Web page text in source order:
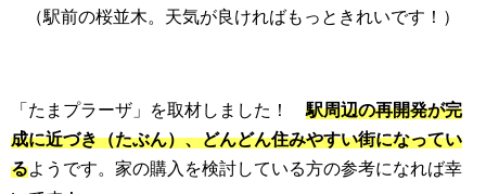
（駅前の桜並木。天気が良ければもっときれいです！）
「たまプラーザ」を取材しました！駅周辺の再開発が完
成に近づき（たぶん）、どんどん住みやすい街になってい
るようです。家の購入を検討している方の参考になれば幸